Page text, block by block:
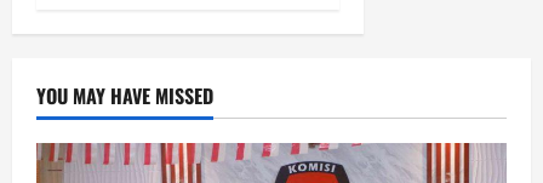
YOU MAY HAVE MISSED